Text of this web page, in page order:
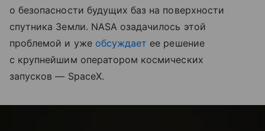
о безопасности будущих баз на поверхности
спутника Земли. NASA озадачилось этой
проблемой и уже обсуждает ее решение
с крупнейшим оператором космических
запусков — SpaceX.